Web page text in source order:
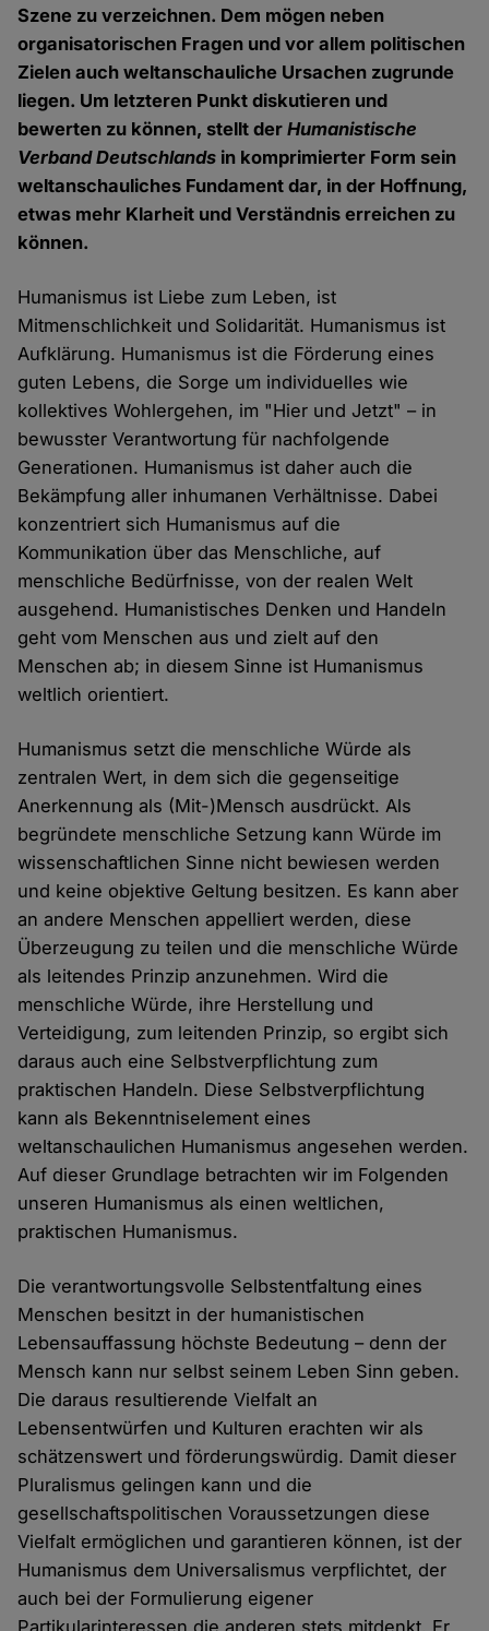
Szene zu verzeichnen. Dem mögen neben
organisatorischen Fragen und vor allem politischen
Zielen auch weltanschauliche Ursachen zugrunde
liegen. Um letzteren Punkt diskutieren und
bewerten zu können, stellt derHumanistische
Verband Deutschlands in komprimierter Form sein
weltanschauliches Fundament dar, in der Hoffnung,
etwas mehr Klarheit und Verständnis erreichen zu
können.
Humanismus ist Liebe zum Leben, ist
Mitmenschlichkeit und Solidarität. Humanismus ist
Aufklärung. Humanismus ist die Förderung eines
guten Lebens, die Sorge um individuelles wie
kollektives Wohlergehen, im "Hier und Jetzt" – in
bewusster Verantwortung für nachfolgende
Generationen. Humanismus ist daher auch die
Bekämpfung aller inhumanen Verhältnisse. Dabei
konzentriert sich Humanismus auf die
Kommunikation über das Menschliche, auf
menschliche Bedürfnisse, von der realen Welt
ausgehend. Humanistisches Denken und Handeln
geht vom Menschen aus und zielt auf den
Menschen ab; in diesem Sinne ist Humanismus
weltlich orientiert.
Humanismus setzt die menschliche Würde als
zentralen Wert, in dem sich die gegenseitige
Anerkennung als (Mit-)Mensch ausdrückt. Als
begründete menschliche Setzung kann Würde im
wissenschaftlichen Sinne nicht bewiesen werden
und keine objektive Geltung besitzen. Es kann aber
an andere Menschen appelliert werden, diese
Überzeugung zu teilen und die menschliche Würde
als leitendes Prinzip anzunehmen. Wird die
menschliche Würde, ihre Herstellung und
Verteidigung, zum leitenden Prinzip, so ergibt sich
daraus auch eine Selbstverpflichtung zum
praktischen Handeln. Diese Selbstverpflichtung
kann als Bekenntniselement eines
weltanschaulichen Humanismus angesehen werden.
Auf dieser Grundlage betrachten wir im Folgenden
unseren Humanismus als einen weltlichen,
praktischen Humanismus.
Die verantwortungsvolle Selbstentfaltung eines
Menschen besitzt in der humanistischen
Lebensauffassung höchste Bedeutung – denn der
Mensch kann nur selbst seinem Leben Sinn geben.
Die daraus resultierende Vielfalt an
Lebensentwürfen und Kulturen erachten wir als
schätzenswert und förderungswürdig. Damit dieser
Pluralismus gelingen kann und die
gesellschaftspolitischen Voraussetzungen diese
Vielfalt ermöglichen und garantieren können, ist der
Humanismus dem Universalismus verpflichtet, der
auch bei der Formulierung eigener